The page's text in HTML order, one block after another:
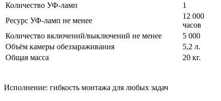
Количество УФ-ламп
1
Ресурс УФ-ламп не менее
12 000
часов
Количество включений/выключений не менее
5 000
Объём камеры обеззараживания
5,2 л.
Общая масса
20 кг.
Исполнение: гибкость монтажа для любых задач